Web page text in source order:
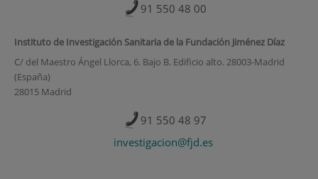
91 550 48 00
Instituto de Investigación Sanitaria de la Fundación Jiménez Díaz
C/ del Maestro Ángel Llorca, 6. Bajo B. Edificio alto. 28003-Madrid
(España)
28015 Madrid
91 550 48 97
investigacion@fjd.es